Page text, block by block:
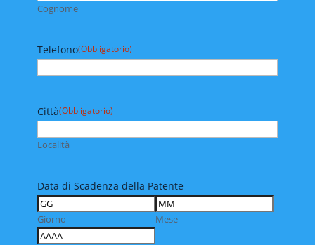
Cognome
Telefono(Obbligatorio)
Città(Obbligatorio)
Località
Data di Scadenza della Patente
Giorno Mese